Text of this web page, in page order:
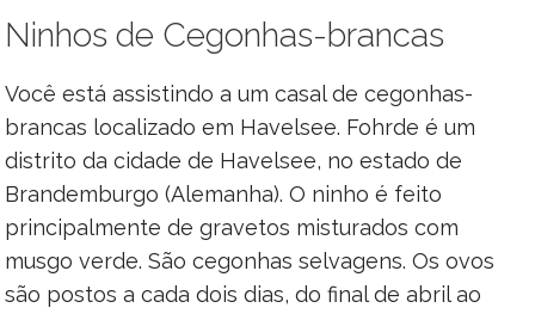
Ninhos de Cegonhas-brancas
Você está assistindo a um casal de cegonhas-
brancas localizado em Havelsee. Fohrde é um
distrito da cidade de Havelsee, no estado de
Brandemburgo (Alemanha). O ninho é feito
principalmente de gravetos misturados com
musgo verde. São cegonhas selvagens. Os ovos
são postos a cada dois dias, do final de abril ao